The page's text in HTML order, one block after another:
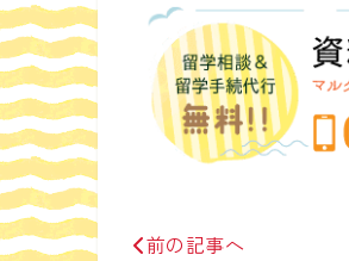
前の記事へ